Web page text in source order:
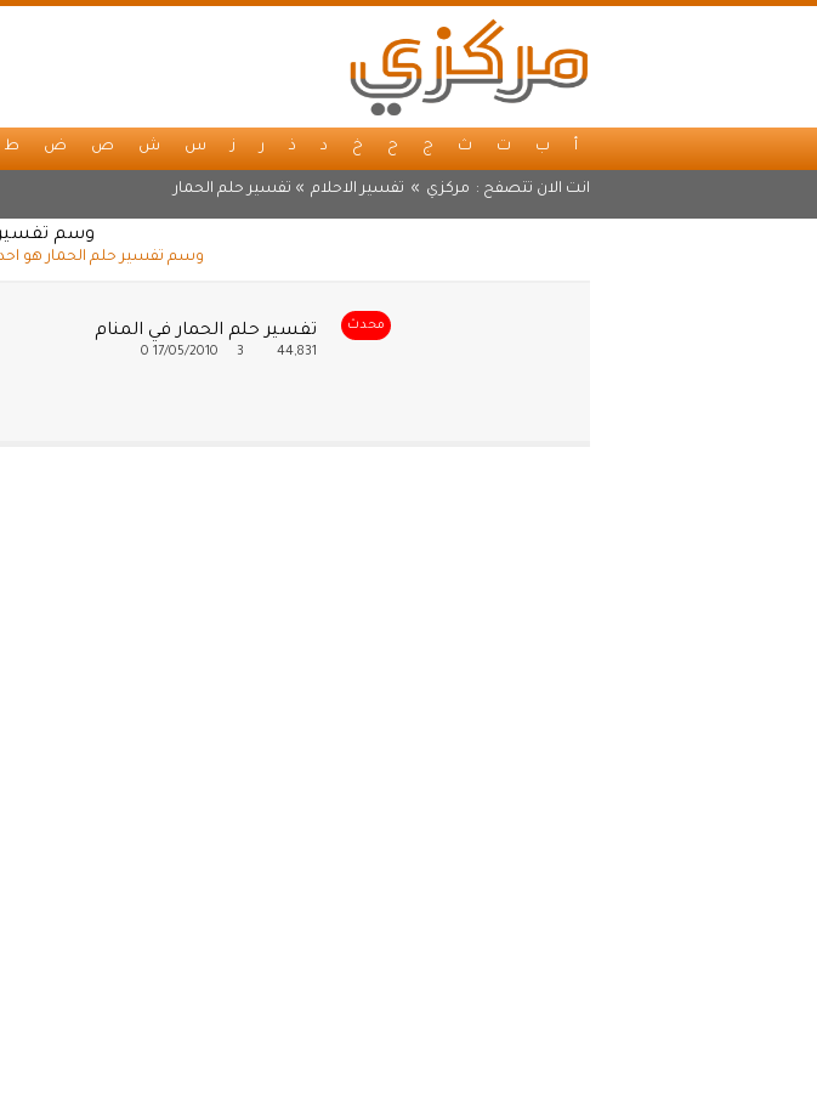
أ ب ت ث ج ح خ د ذ ر ز س ش ص ض ط
انت الان تتصفح : مركزي » تفسير الاحلام » تفسير حلم الحمار
وسم تفسير
وسم تفسير حلم الحمار هو
محدث تفسير حلم الحمار في المنام
44,831
17/05/2010
0